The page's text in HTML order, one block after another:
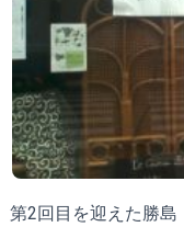
第2回目を迎えた勝